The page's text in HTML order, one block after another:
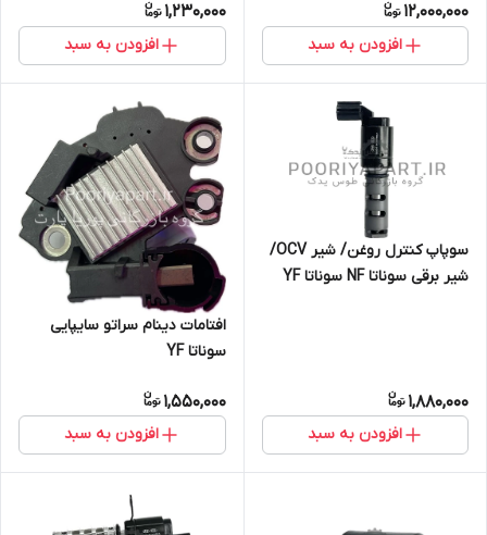
12,000,000
افزودن به سبد
1,230,000
افزودن به سبد
سوپاپ کنترل روغن/ شیر OCV/
شیر برقی سوناتا NF سوناتا YF
1,880,000
افزودن به سبد
افتامات دینام سراتو سایپایی
سوناتا YF
1,550,000
افزودن به سبد